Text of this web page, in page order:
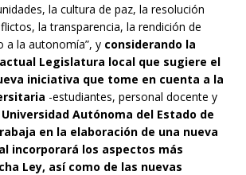
la cultura de paz, la resolución
la transparencia, la rendición de
a la autonomía”, y considerando la
Legislatura local que sugiere el
iniciativa que tome en cuenta a la
-estudiantes, personal docente y
Autónoma del Estado de
en la elaboración de una nueva
incorporará los aspectos más
Ley, así como de las nuevas